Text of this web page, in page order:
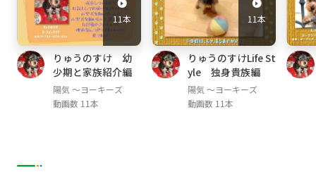
11本
りゅうのすけ 幼
少期と家族紹介編
陽気 ～ヨーキーズ
動画数 11本
11本
りゅうのすけLife St
yle 独身貴族編
陽気 ～ヨーキーズ
動画数 11本